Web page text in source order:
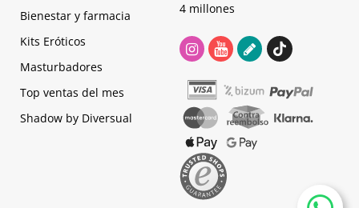
Bienestar y farmacia
Kits Eróticos
Masturbadores
Top ventas del mes
Shadow by Diversual
4 millones